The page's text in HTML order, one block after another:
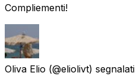
Compliementi!
Oliva Elio (@eliolivt) segnalati